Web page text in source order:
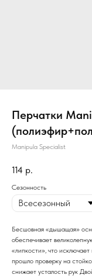
Перчатки
Manipula Specialist
114 р.
Сезонность
Бесшовная «дышащая»
обеспечивает
«липкости», что
прошло проверку на
снижает усталость рук